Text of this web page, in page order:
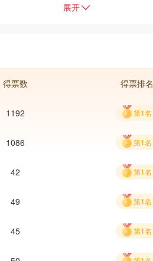
展开
得票数 得票排名
1192 第1名
1086 第1名
42 第1名
49 第1名
45 第1名